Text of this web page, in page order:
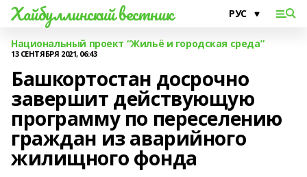
Хайбуллинский вестник
Национальный проект “Жильё и городская среда”
13 СЕНТЯБРЯ 2021, 06:43
Башкортостан досрочно
завершит действующую
программу по переселению
граждан из аварийного
жилищного фонда